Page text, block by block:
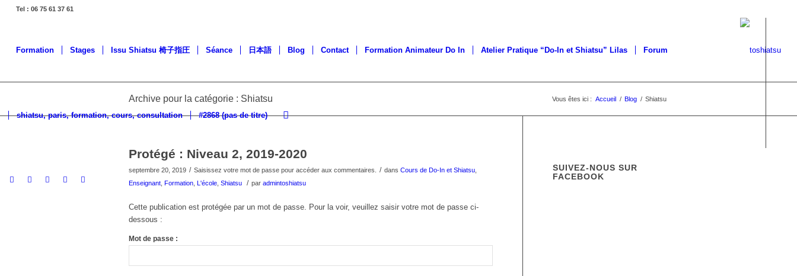
Tel : 06 75 61 37 61
Formation Stages Issu Shiatsu 椅子指圧 Séance 日本語 Blog Contact Formation Animateur Do In Atelier Pratique “Do-In et Shiatsu” Lilas Forum
shiatsu, paris, formation, cours, consultation #2868 (pas de titre)
Archive pour la catégorie : Shiatsu Vous êtes ici : Accueil / Blog / Shiatsu
Protégé : Niveau 2, 2019-2020
septembre 20, 2019 / Saisissez votre mot de passe pour accéder aux commentaires. / dans Cours de Do-In et Shiatsu
Enseignant Formation L'école Shiatsu / par admintoshiatsu
Cette publication est protégée par un mot de passe. Pour la voir, veuillez saisir votre mot de passe ci-
dessous :
Mot de passe :
SUIVEZ-NOUS SUR
FACEBOOK